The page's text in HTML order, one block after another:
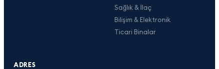
Sağlık & İlaç
Bilişim & Elektronik
Ticari Binalar
ADRES